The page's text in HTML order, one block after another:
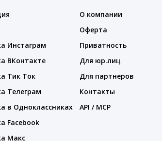
Инстаграм
ВКонтакте
Тик Ток
Телеграм
в Одноклассниках
Facebook
Макс
О компании
Оферта
Приватность
Для юр.лиц
Для партнеров
Контакты
API / MCP